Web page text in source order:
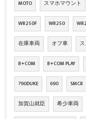
MOTO スマホマウント
WR250F WR250
在庫車両 オフ車
B+COM B+COM PLAY
790DUKE 690 SMCR
加賀山就臣 希少車両